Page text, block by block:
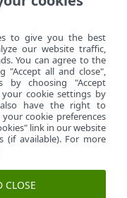
to give you the best
our website traffic,
You can agree to the
"Accept all and close",
by choosing "Accept
cookie settings by
also have the right to
cookie preferences
link in our website
available). For more
CLOSE